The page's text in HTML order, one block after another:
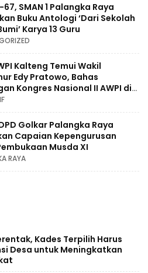
67, SMAN 1 Palangka Raya
Buku Antologi ‘Dari Sekolah
Karya 13 Guru
Kalteng Temui Wakil
Edy Pratowo, Bahas
Kongres Nasional II AWPI di
Tengah
Golkar Palangka Raya
Capaian Kepengurusan
Musda XI
RAYA
Kades Terpilih Harus
Desa untuk Meningkatkan